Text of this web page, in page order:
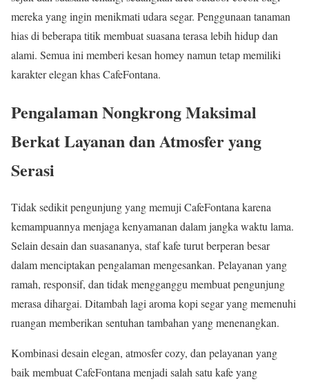
mereka yang ingin menikmati udara segar. Penggunaan tanaman
hias di beberapa titik membuat suasana terasa lebih hidup dan
alami. Semua ini memberi kesan homey namun tetap memiliki
karakter elegan khas CafeFontana.
Pengalaman Nongkrong Maksimal
Berkat Layanan dan Atmosfer yang
Serasi
Tidak sedikit pengunjung yang memuji CafeFontana karena
kemampuannya menjaga kenyamanan dalam jangka waktu lama.
Selain desain dan suasananya, staf kafe turut berperan besar
dalam menciptakan pengalaman mengesankan. Pelayanan yang
ramah, responsif, dan tidak mengganggu membuat pengunjung
merasa dihargai. Ditambah lagi aroma kopi segar yang memenuhi
ruangan memberikan sentuhan tambahan yang menenangkan.
Kombinasi desain elegan, atmosfer cozy, dan pelayanan yang
baik membuat CafeFontana menjadi salah satu kafe yang